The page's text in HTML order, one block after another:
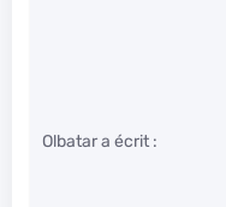
Olbatar a écrit :